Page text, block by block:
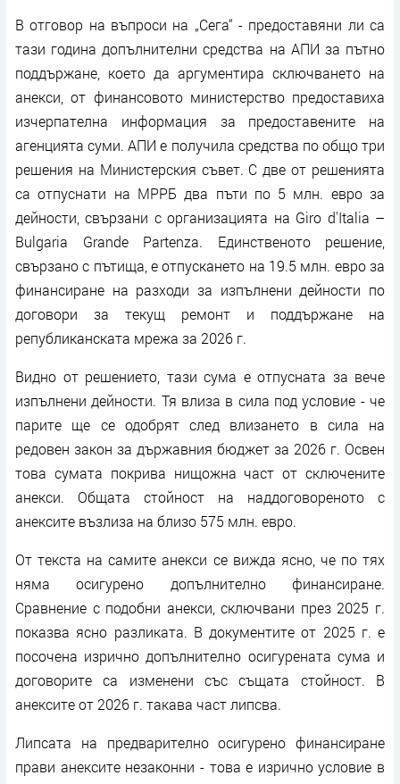
В отговор на въпроси на „Сега“ - предоставяни ли са
тази година допълнителни средства на АПИ за пътно
поддържане, което да аргументира сключването на
анекси, от финансовото министерство предоставиха
изчерпателна информация за предоставените на
агенцията суми. АПИ е получила средства по общо три
решения на Министерския съвет. С две от решенията
са отпуснати на МРРБ два пъти по 5 млн. евро за
дейности, свързани с организацията на Giro d'Italia –
Bulgaria Grande Partenza. Единственото решение,
свързано с пътища, е отпускането на 19.5 млн. евро за
финансиране на разходи за изпълнени дейности по
договори за текущ ремонт и поддържане на
републиканската мрежа за 2026 г.
Видно от решението, тази сума е отпусната за вече
изпълнени дейности. Тя влиза в сила под условие - че
парите ще се одобрят след влизането в сила на
редовен закон за държавния бюджет за 2026 г. Освен
това сумата покрива нищожна част от сключените
анекси. Общата стойност на наддоговореното с
анексите възлиза на близо 575 млн. евро.
От текста на самите анекси се вижда ясно, че по тях
няма осигурено допълнително финансиране.
Сравнение с подобни анекси, сключвани през 2025 г.
показва ясно разликата. В документите от 2025 г. е
посочена изрично допълнително осигурената сума и
договорите са изменени със същата стойност. В
анексите от 2026 г. такава част липсва.
Липсата на предварително осигурено финансиране
прави анексите незаконни - това е изрично условие в